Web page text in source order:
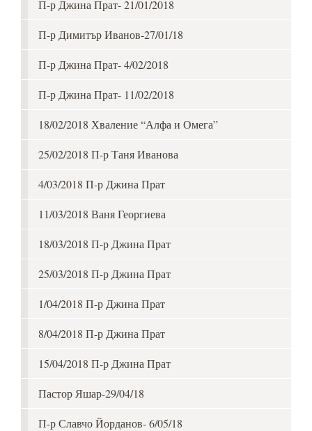
П-р Джина Прат- 21/01/2018
П-р Димитър Иванов-27/01/18
П-р Джина Прат- 4/02/2018
П-р Джина Прат- 11/02/2018
18/02/2018 Хваление “Алфа и Омега”
25/02/2018 П-р Таня Иванова
4/03/2018 П-р Джина Прат
11/03/2018 Ваня Георгиева
18/03/2018 П-р Джина Прат
25/03/2018 П-р Джина Прат
1/04/2018 П-р Джина Прат
8/04/2018 П-р Джина Прат
15/04/2018 П-р Джина Прат
Пастор Яшар-29/04/18
П-р Славчо Йорданов- 6/05/18